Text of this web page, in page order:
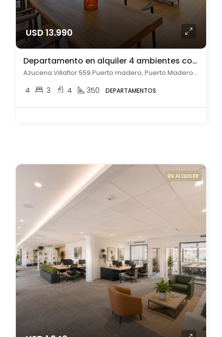
USD 13.990
Departamento en alquiler 4 ambientes cochera en Puerto Madero
Azucena Villaflor 559 Puerto madero, Puerto Madero, Capital Federal
4 3 4 350 DEPARTAMENTOS
EN ALQUILER